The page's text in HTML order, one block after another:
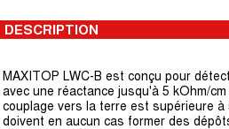
DESCRIPTION
MAXITOP LWC-B est conçu pour
avec une réactance jusqu'à 5 kOhm/
couplage vers la terre est supérieure à
doivent en aucun cas former des